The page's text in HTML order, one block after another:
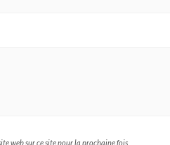
web sur ce site pour la prochaine fois